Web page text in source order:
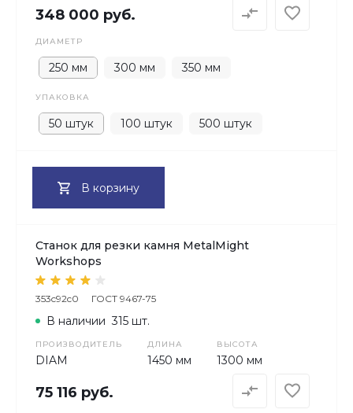
348 000 руб.
ДИАМЕТР
250 мм 300 мм 350 мм
УПАКОВКА
50 штук 100 штук 500 штук
В корзину
Станок для резки камня MetalMight
Workshops
353c92c0 ГОСТ 9467-75
ПРОИЗВОДИТЕЛЬ
DIAM
ДЛИНА
1450 мм
ВЫСОТА
1300 мм
В наличии 315 шт.
75 116 руб.